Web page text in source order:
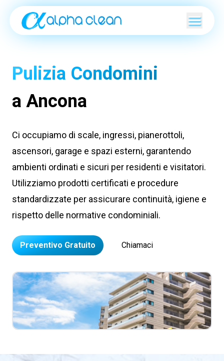
Pulizia Condomini
a Ancona
Ci occupiamo di scale, ingressi, pianerottoli,
ascensori, garage e spazi esterni, garantendo
ambienti ordinati e sicuri per residenti e visitatori.
Utilizziamo prodotti certificati e procedure
standardizzate per assicurare continuità, igiene e
rispetto delle normative condominiali.
Preventivo Gratuito Chiamaci